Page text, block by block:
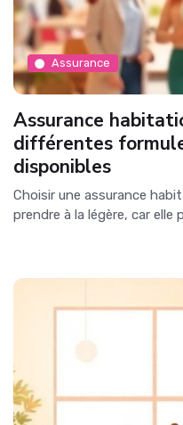
Assurance
Assurance
différentes
disponibles
Choisir une assurance
prendre à la légère, car elle